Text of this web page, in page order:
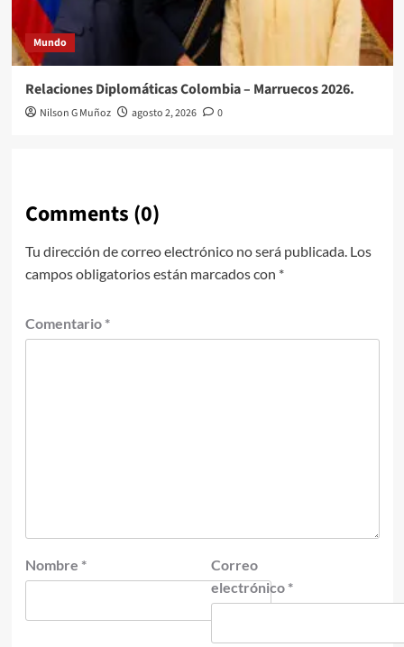
Mundo
Relaciones Diplomáticas Colombia – Marruecos 2026.
Nilson G Muñoz agosto 2, 2026 0
Comments (0)
Tu dirección de correo electrónico no será publicada. Los
campos obligatorios están marcados con *
Comentario *
Nombre *
Correo
electrónico *